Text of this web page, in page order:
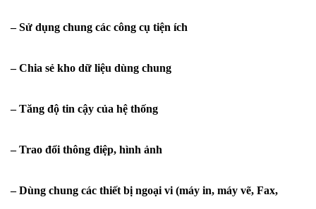
– Sử dụng chung các công cụ tiện ích
– Chia sẻ kho dữ liệu dùng chung
– Tăng độ tin cậy của hệ thống
– Trao đổi thông điệp, hình ảnh
– Dùng chung các thiết bị ngoại vi (máy in, máy vẽ, Fax,